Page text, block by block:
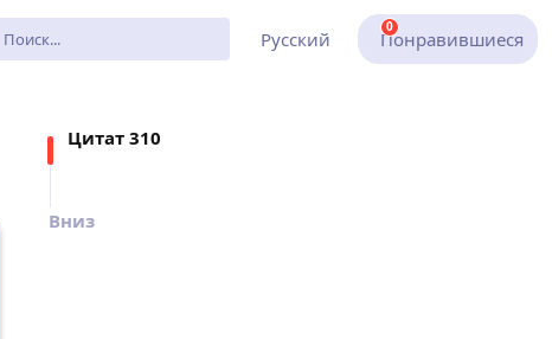
Цитат 310
Вниз
Русский
0
Понравившиеся